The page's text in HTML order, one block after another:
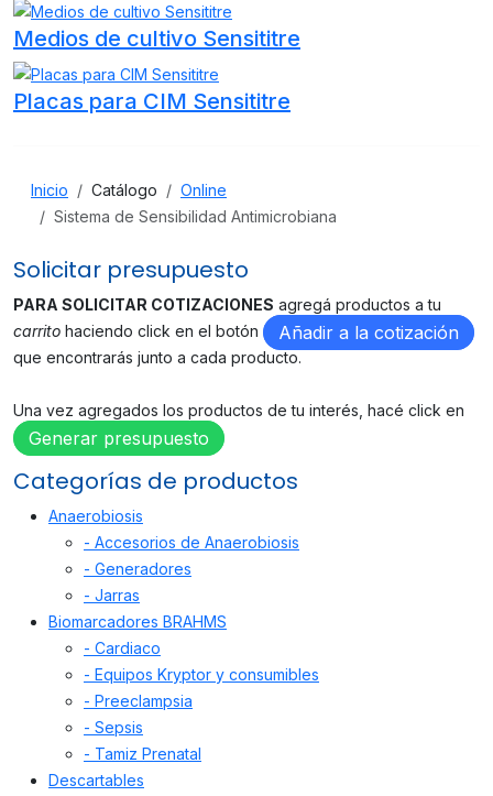
Medios de cultivo Sensititre
Placas para CIM Sensititre
Inicio Catálogo
Online
Sistema de Sensibilidad Antimicrobiana
Solicitar presupuesto
PARA SOLICITAR COTIZACIONES agregá productos a tu
carrito haciendo click en el botón Añadir a la cotización
que encontrarás junto a cada producto.
Una vez agregados los productos de tu interés, hacé click en
Generar presupuesto
Categorías de productos
Anaerobiosis
- Accesorios de Anaerobiosis
- Generadores
- Jarras
Biomarcadores BRAHMS
- Cardiaco
- Equipos Kryptor y consumibles
- Preeclampsia
- Sepsis
- Tamiz Prenatal
Descartables